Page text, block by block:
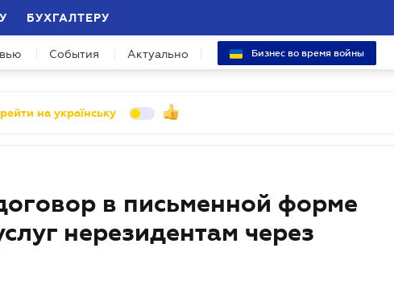
БУХГАЛТЕРУ
События Актуально Бизнес во время войны
на українську
в письменной форме
нерезидентам через